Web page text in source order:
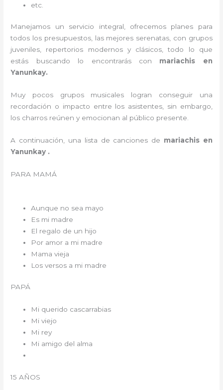
etc.
Manejamos un servicio integral, ofrecemos planes para
todos los presupuestos, las mejores serenatas, con grupos
juveniles, repertorios modernos y clásicos, todo lo que
estás buscando lo encontrarás con mariachis en
Yanunkay.
Muy pocos grupos musicales logran conseguir una
recordación o impacto entre los asistentes, sin embargo,
los charros reúnen y emocionan al público presente.
A continuación, una lista de canciones de mariachis en
Yanunkay .
PARA MAMÁ
Aunque no sea mayo
Es mi madre
El regalo de un hijo
Por amor a mi madre
Mama vieja
Los versos a mi madre
PAPÁ
Mi querido cascarrabias
Mi viejo
Mi rey
Mi amigo del alma
15 AÑOS